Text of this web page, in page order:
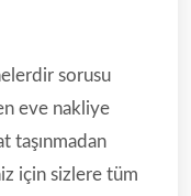
taşıma olduğu
değerlendirilmesi
sorusu
eve nakliye
taşınmadan
için sizlere tüm